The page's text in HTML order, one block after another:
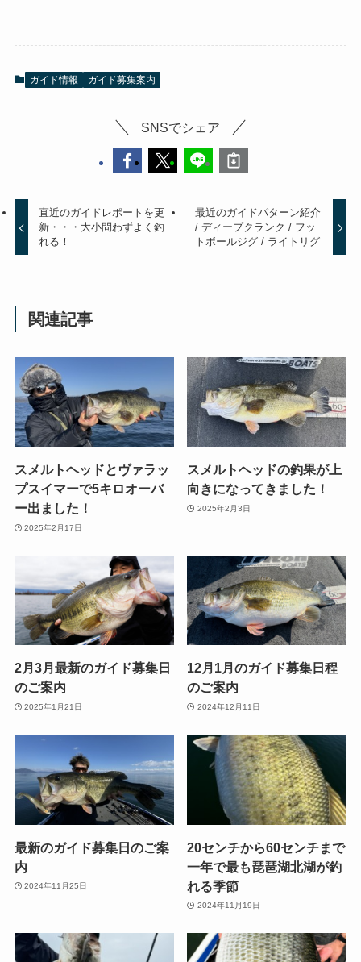
ガイド情報 ガイド募集案内
SNSでシェア
直近のガイドレポートを更
新・・・大小問わずよく釣
れる！
最近のガイドパターン紹介
/ ディープクランク / フッ
トボールジグ / ライトリグ
関連記事
スメルトヘッドとヴァラッ
プスイマーで5キロオーバ
ー出ました！
2025年2月17日
スメルトヘッドの釣果が上
向きになってきました！
2025年2月3日
2月3月最新のガイド募集日
のご案内
2025年1月21日
12月1月のガイド募集日程
のご案内
2024年12月11日
最新のガイド募集日のご案
内
2024年11月25日
20センチから60センチまで
一年で最も琵琶湖北湖が釣
れる季節
2024年11月19日